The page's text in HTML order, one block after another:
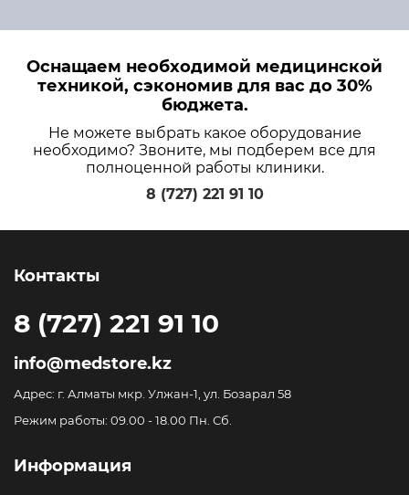
Оснащаем необходимой медицинской
техникой, сэкономив для вас до 30%
бюджета.
Не можете выбрать какое оборудование
необходимо? Звоните, мы подберем все для
полноценной работы клиники.
8 (727) 221 91 10
Контакты
8 (727) 221 91 10
info@medstore.kz
Адрес: г. Алматы мкр. Улжан-1, ул. Бозарал 58
Режим работы: 09.00 - 18.00 Пн. Сб.
Информация